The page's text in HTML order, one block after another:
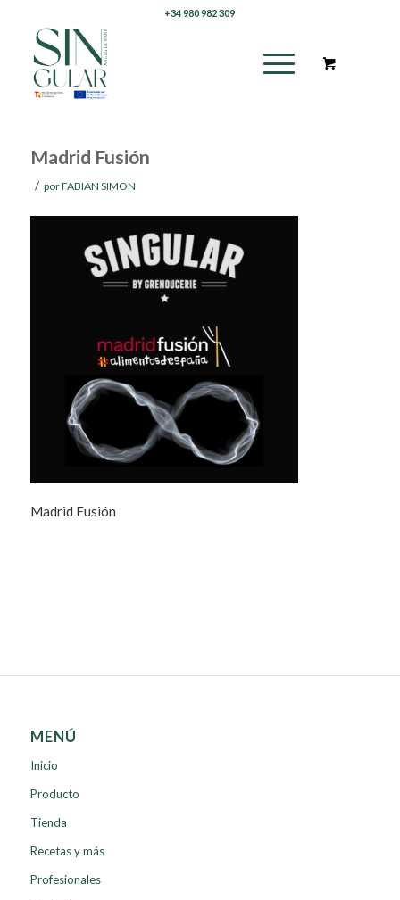
+34 980 982 309
Madrid Fusión
/ porFABIAN SIMON
Madrid Fusión
MENÚ
Inicio
Producto
Tienda
Recetas y más
Profesionales